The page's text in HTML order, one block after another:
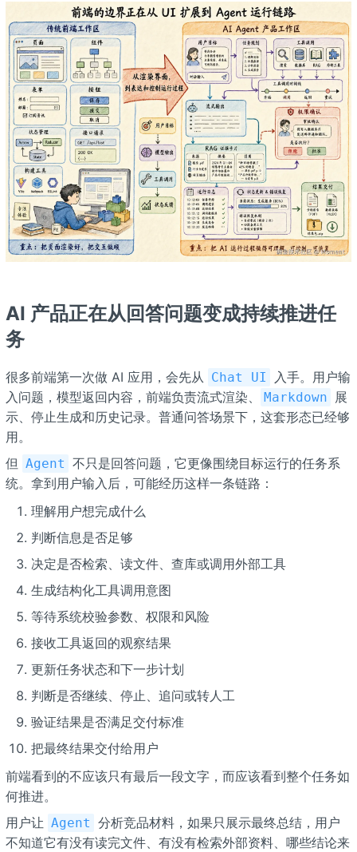
AI 产品正在从回答问题变成持续推进任
务
很多前端第一次做 AI 应用，会先从 Chat UI
入手。用户输
入问题，模型返回内容，前端负责流式渲染、
Markdown
展
示、停止生成和历史记录。普通问答场景下，这套形态已经够
用。
但 Agent 不只是回答问题，它更像围绕目标运行的任务系
统。拿到用户输入后，可能经历这样一条链路：
理解用户想完成什么
判断信息是否足够
决定是否检索、读文件、查库或调用外部工具
生成结构化工具调用意图
等待系统校验参数、权限和风险
接收工具返回的观察结果
更新任务状态和下一步计划
判断是否继续、停止、追问或转人工
验证结果是否满足交付标准
把最终结果交付给用户
前端看到的不应该只有最后一段文字，而应该看到整个任务如
何推进。
用户让 Agent 分析竞品材料，如果只展示最终总结，用户
不知道它有没有读完文件、有没有检索外部资料、哪些结论来